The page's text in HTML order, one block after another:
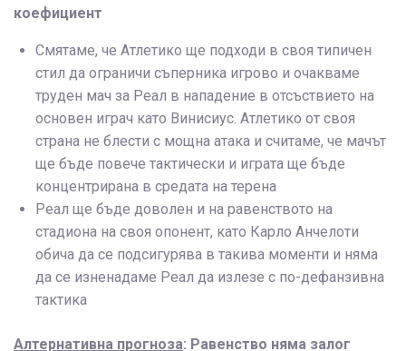
коефициент
Смятаме, че Атлетико ще подходи в своя типичен
стил да ограничи съперника игрово и очакваме
труден мач за Реал в нападение в отсъствието на
основен играч като Винисиус. Атлетико от своя
страна не блести с мощна атака и считаме, че мачът
ще бъде повече тактически и играта ще бъде
концентрирана в средата на терена
Реал ще бъде доволен и на равенството на
стадиона на своя опонент, като Карло Анчелоти
обича да се подсигурява в такива моменти и няма
да се изненадаме Реал да излезе с по-дефанзивна
тактика
Алтернативна прогноза: Равенство няма залог